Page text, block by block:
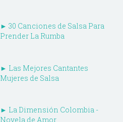
► 30 Canciones de Salsa Para
Prender La Rumba
► Las Mejores Cantantes
Mujeres de Salsa
► La Dimensión Colombia -
Novela de Amor